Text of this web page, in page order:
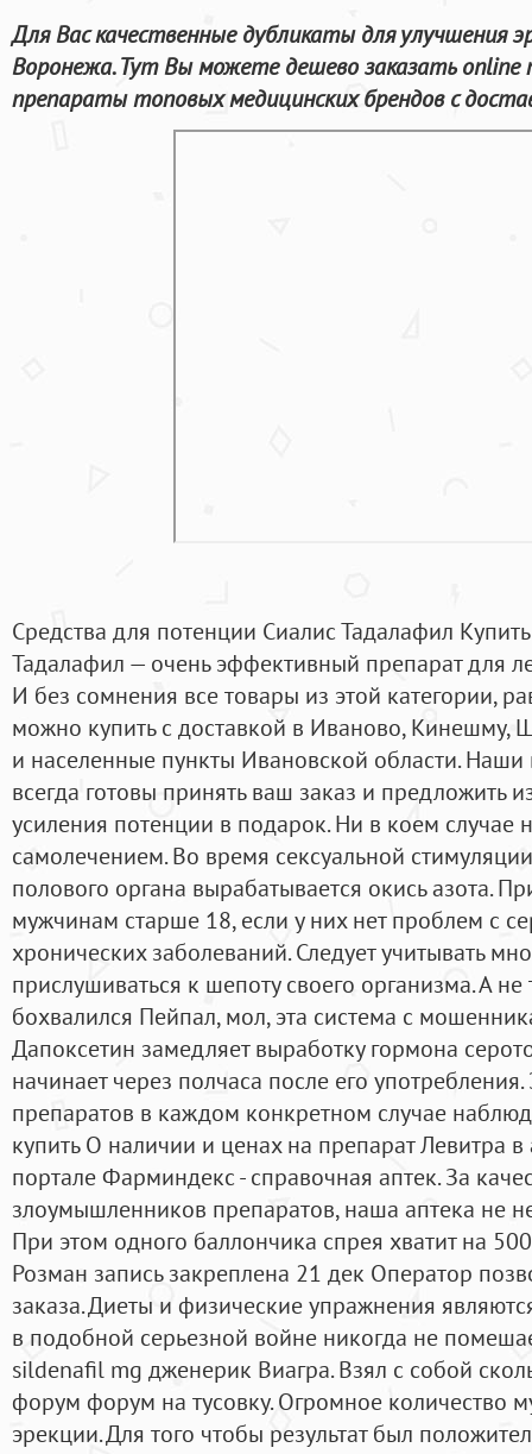
Для Вас качественные дубликаты для улучшения
Воронежа. Тут Вы можете дешево заказать online
препараты топовых медицинских брендов с
Средства для потенции Сиалис Тадалафил
Тадалафил — очень эффективный препарат для
И без сомнения все товары из этой категории,
можно купить с доставкой в Иваново, Кинешму,
и населенные пункты Ивановской области.
всегда готовы принять ваш заказ и предложить
усиления потенции в подарок. Ни в коем случае
самолечением. Во время сексуальной
полового органа вырабатывается окись азота.
мужчинам старше 18, если у них нет проблем с
хронических заболеваний. Следует учитывать
прислушиваться к шепоту своего организма. А
бохвалился Пейпал, мол, эта система с
Дапоксетин замедляет выработку гормона
начинает через полчаса после его
препаратов в каждом конкретном случае
купить О наличии и ценах на препарат Левитра
портале Фарминдекс - справочная аптек. За
злоумышленников препаратов, наша аптека не
При этом одного баллончика спрея хватит на
Розман запись закреплена 21 дек Оператор
заказа. Диеты и физические упражнения
в подобной серьезной войне никогда не
sildenafil mg дженерик Виагра. Взял с собой
форум форум на тусовку. Огромное количество
эрекции. Для того чтобы результат был